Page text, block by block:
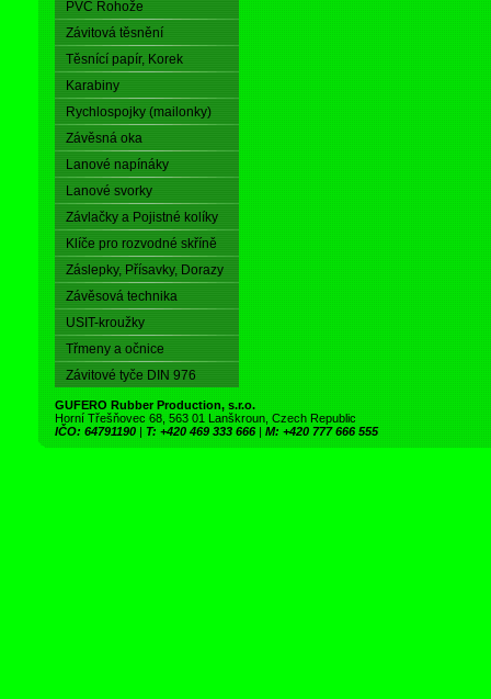
PVC Rohože
Závitová těsnění
Těsnící papír, Korek
Karabiny
Rychlospojky (mailonky)
Závěsná oka
Lanové napínáky
Lanové svorky
Závlačky a Pojistné kolíky
Klíče pro rozvodné skříně
Záslepky, Přísavky, Dorazy
Závěsová technika
USIT-kroužky
Třmeny a očnice
Závitové tyče DIN 976
GUFERO Rubber Production, s.r.o.
Horní Třešňovec 68, 563 01 Lanškroun, Czech Republic
IČO: 64791190 | T: +420 469 333 666 | M: +420 777 666 555